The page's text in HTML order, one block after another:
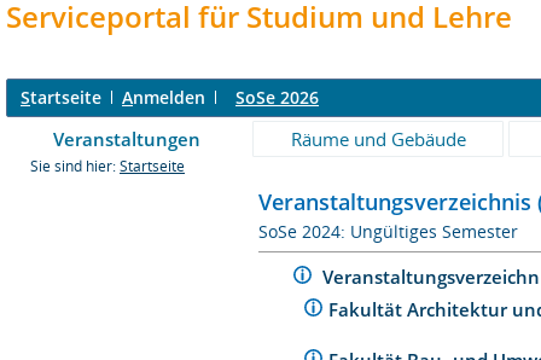
Serviceportal für Studium und Lehre
Startseite Anmelden SoSe 2026
Veranstaltungen Räume und Gebäude
Sie sind hier: Startseite
Veranstaltungsverzeichnis
SoSe 2024: Ungültiges Semester
Fakultät Architektur